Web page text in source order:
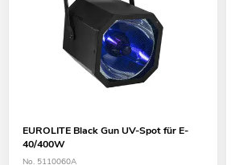
EUROLITE Black Gun UV-Spot für E-
40/400W
No. 5110060A